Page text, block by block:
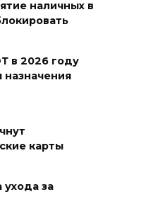
и
и
наличных в
в 2026 году
назначения
карты
ухода за